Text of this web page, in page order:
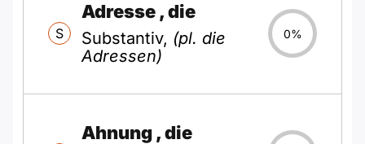
S
Adresse , die
Substantiv, (pl. die
Adressen)
0%
Ahnung , die